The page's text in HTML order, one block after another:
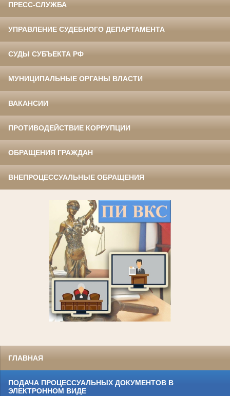
ПРЕСС-СЛУЖБА
УПРАВЛЕНИЕ СУДЕБНОГО ДЕПАРТАМЕНТА
СУДЫ СУБЪЕКТА РФ
МУНИЦИПАЛЬНЫЕ ОРГАНЫ ВЛАСТИ
ВАКАНСИИ
ПРОТИВОДЕЙСТВИЕ КОРРУПЦИИ
ОБРАЩЕНИЯ ГРАЖДАН
ВНЕПРОЦЕССУАЛЬНЫЕ ОБРАЩЕНИЯ
ГЛАВНАЯ
ПОДАЧА ПРОЦЕССУАЛЬНЫХ ДОКУМЕНТОВ В
ЭЛЕКТРОННОМ ВИДЕ